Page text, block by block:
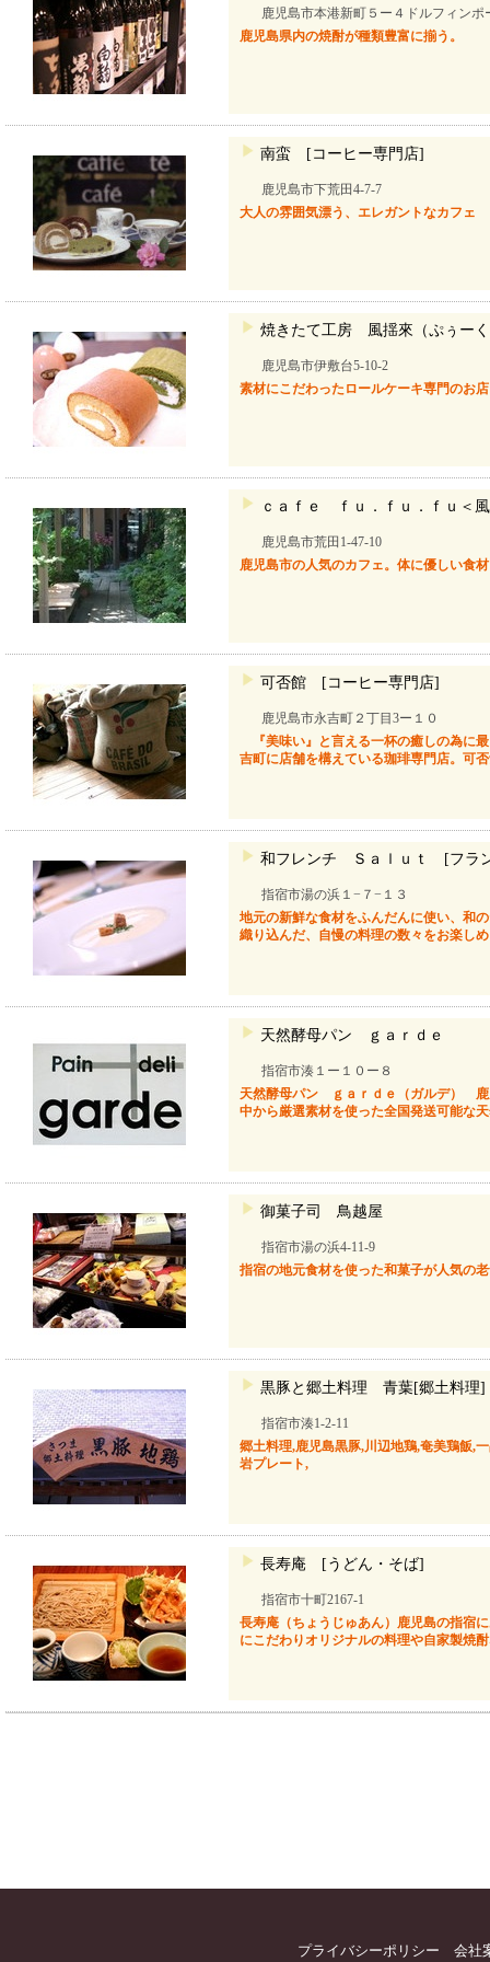
鹿児島市本港新町５ー４ドルフィンポ
鹿児島県内の焼酎が種類豊富に揃う。
南蛮 [コーヒー専門店]
鹿児島市下荒田4-7-7
大人の雰囲気漂う、エレガントなカフェ
焼きたて工房 風揺來（ぷぅー
鹿児島市伊敷台5-10-2
素材にこだわったロールケーキ専門のお
ｃａｆｅ ｆｕ．ｆｕ．ｆｕ＜
鹿児島市荒田1-47-10
鹿児島市の人気のカフェ。体に優しい食
可否館 [コーヒー専門店]
鹿児島市永吉町２丁目3ー１０
『美味い』と言える一杯の癒しの為に
吉町に店舗を構えている珈琲専門店。可
和フレンチ Ｓａｌｕｔ [フラ
指宿市湯の浜１−７−１３
地元の新鮮な食材をふんだんに使い、和
織り込んだ、自慢の料理の数々をお楽し
天然酵母パン ｇａｒｄｅ
指宿市湊１ー１０ー８
天然酵母パン ｇａｒｄｅ（ガルデ） 鹿
中から厳選素材を使った全国発送可能な
御菓子司 鳥越屋
指宿市湯の浜4-11-9
指宿の地元食材を使った和菓子が人気の
黒豚と郷土料理 青葉[郷土料理]
指宿市湊1-2-11
郷土料理,鹿児島黒豚,川辺地鶏,奄美鶏飯,
岩プレート,
長寿庵 [うどん・そば]
指宿市十町2167-1
長寿庵（ちょうじゅあん）鹿児島の指宿
にこだわりオリジナルの料理や自家製焼
プライバシーポリシー
会社